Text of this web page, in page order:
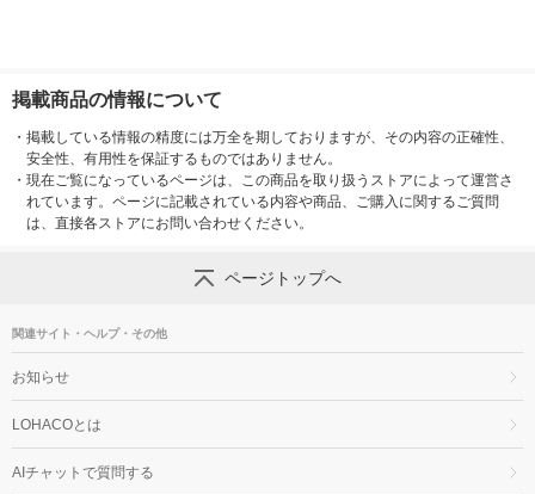
掲載商品の情報について
・ 掲載している情報の精度には万全を期しておりますが、その内容の正確性、
安全性、有用性を保証するものではありません。
・ 現在ご覧になっているページは、この商品を取り扱うストアによって運営さ
れています。ページに記載されている内容や商品、ご購入に関するご質問
は、直接各ストアにお問い合わせください。
ページトップへ
関連サイト・ヘルプ・その他
お知らせ
LOHACOとは
AIチャットで質問する